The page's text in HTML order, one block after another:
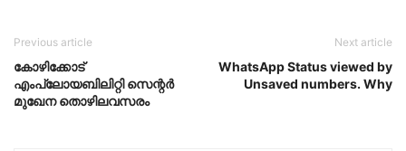
Previous article
കോഴിക്കോട്
എംപ്ലോയബിലിറ്റി സെന്റര്‍
മുഖേന തൊഴിലവസരം
Next article
WhatsApp Status viewed by
Unsaved numbers. Why